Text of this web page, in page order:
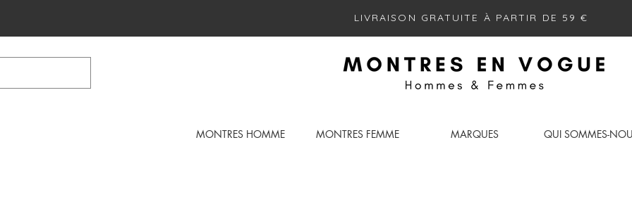
LIVRAISON GRATUITE À PARTIR DE 59 €
MONTRES HOMME MONTRES FEMME MARQUES QUI SOMMES-